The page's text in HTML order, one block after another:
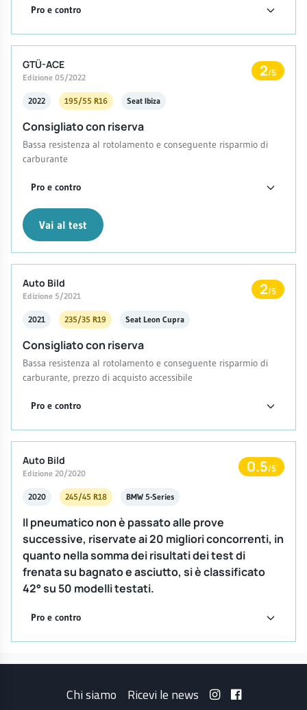
Pro e contro
GTÜ-ACE
Edizione 05/2022 2/5
2022 195/55 R16 Seat Ibiza
Consigliato con riserva
Bassa resistenza al rotolamento e conseguente risparmio di
carburante
Pro e contro
Vai al test
Auto Bild
Edizione 5/2021 2/5
2021 235/35 R19 Seat Leon Cupra
Consigliato con riserva
Bassa resistenza al rotolamento e conseguente risparmio di
carburante, prezzo di acquisto accessibile
Pro e contro
Auto Bild
Edizione 20/2020 0.5/5
2020 245/45 R18 BMW 5-Series
Il pneumatico non è passato alle prove
successive, riservate ai 20 migliori concorrenti, in
quanto nella somma dei risultati dei test di
frenata su bagnato e asciutto, si è classificato
42° su 50 modelli testati.
Pro e contro
Chi siamo Ricevi le news